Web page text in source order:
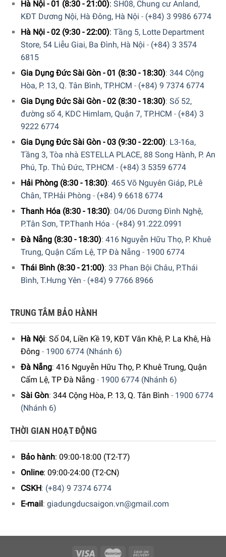
Ghế Massage Medisana Lounge Chair RS 650 Mang Đến Cảm
Ghế Massage Medisana Lounge Chair RS 650 với thiết kế
cho phép chọn vùng massage như: Toàn vùng lưng, vùng
lưng trên và vùng lưng dưới thông qua bảng điều khiển
trực quan trên ghế. Ngoài ra, sản phẩm còn tích hợp 1 cổng
sạc USB cho các thiết bị di động trong quá trình thư giãn
Ghế Massage Medisana Lounge Chair RS 650 Thiết Kế Tiện
Ghế Massage Medisana Lounge Chair RS 650 được thiết
kế với kích thước không quá cồng kềnh với thiết kế hiện
đại, sang trọng, màu sắc hài hòa phù hợp với nhiều không
gian sinh hoạt. Đi kèm với nhiều tính năng hiệu quả sẽ giúp
Hà Nội - 01 (8:30 - 21:00): SH08, Chung cư Anland,
KĐT Dương Nội, Hà Đông, Hà Nội - (+84) 3 9986 6774
Hà Nội - 02 (9:30 - 22:00): Tầng 5, Lotte Department
Store, 54 Liễu Giai, Ba Đình, Hà Nội - (+84) 3 3574
6815
Gia Dụng Đức Sài Gòn - 01 (8:30 - 18:30): 344 Cộng
Hòa, P. 13, Q. Tân Bình, TP.HCM - (+84) 9 7374 6774
Gia Dụng Đức Sài Gòn - 02 (8:30 - 18:30): Số 52,
đường số 4, KDC Himlam, Quận 7, TP.HCM - (+84) 3
9222 6774
Gia Dụng Đức Sài Gòn - 03 (9:30 - 22:00): L3-16a,
Tầng 3, Tòa nhà ESTELLA PLACE, 88 Song Hành, P. An
Phú, Tp. Thủ Đức, TP.HCM - (+84) 3 5359 6774
Hải Phòng (8:30 - 18:30): 465 Võ Nguyên Giáp, P.Lê
Chân, TP.Hải Phòng - (+84) 9 6618 6774
Thanh Hóa (8:30 - 18:30): 04/06 Dương Đình Nghệ,
P.Tân Sơn, TP.Thanh Hóa - (+84) 91.222.0991
Đà Nẵng (8:30 - 18:30): 416 Nguyễn Hữu Thọ, P. Khuê
Trung, Quận Cẩm Lệ, TP Đà Nẵng - 1900 6774
Thái Bình (8:30 - 21:00): 33 Phan Bội Châu, P.Thái
Bình, T.Hưng Yên - (+84) 9 7766 8966
TRUNG TÂM BẢO HÀNH
Hà Nội: Số 04, Liền Kề 19, KĐT Văn Khê, P. La Khê, Hà
Đông - 1900 6774 (Nhánh 6)
Đà Nẵng: 416 Nguyễn Hữu Thọ, P. Khuê Trung, Quận
Cẩm Lệ, TP Đà Nẵng - 1900 6774 (Nhánh 6)
Sài Gòn: 344 Cộng Hòa, P. 13, Q. Tân Bình - 1900 6774
(Nhánh 6)
THỜI GIAN HOẠT ĐỘNG
Bảo hành: 09:00-18:00 (T2-T7)
Online: 09:00-24:00 (T2-CN)
CSKH: (+84) 9 7374 6774
E-mail : giadungducsaigon.vn@gmail.com